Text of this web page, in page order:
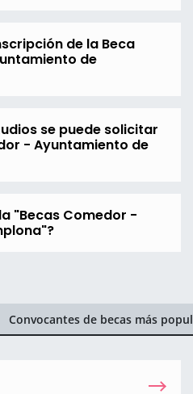
de la Beca
de
se puede solicitar
- Ayuntamiento de
"Becas Comedor -
Convocantes de becas más